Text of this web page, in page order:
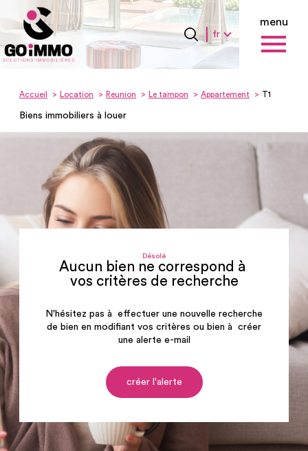
menu
Langue
fr
Accueil
0
Langue
Accueil Location Reunion Le tampon Appartement T1
Biens immobiliers à louer
Désolé
Aucun bien ne correspond à
vos critères de recherche
N'hésitez pas à effectuer une nouvelle recherche
de bien en modifiant vos critères ou bien à créer
une alerte e-mail
créer l'alerte